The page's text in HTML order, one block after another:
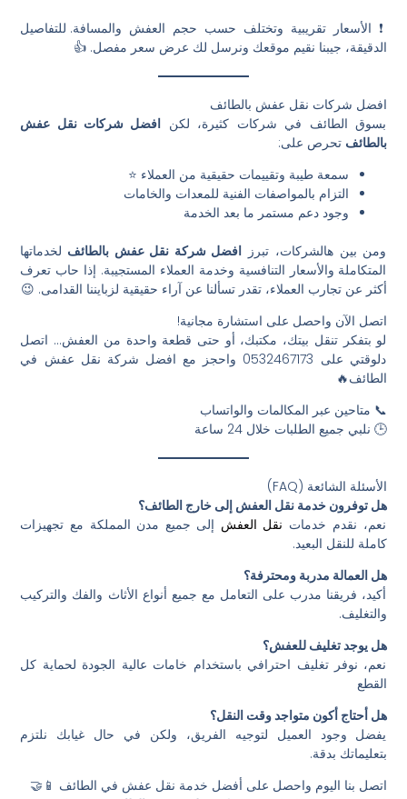
❗ الأسعار تقريبية وتختلف حسب حجم العفش والمسافة. للتفاصيل
الدقيقة، جيبنا نقيم موقعك ونرسل لك عرض سعر مفصل. 👍
افضل شركات نقل عفش بالطائف
بسوق الطائف في شركات كثيرة، لكنافضل شركات نقل عفش
بالطائفتحرص على:
سمعة طيبة وتقييمات حقيقية من العملاء ⭐
التزام بالمواصفات الفنية للمعدات والخامات
وجود دعم مستمر ما بعد الخدمة
ومن بين هالشركات، تبرز افضل شركة نقل عفش بالطائفلخدماتها
المتكاملة والأسعار التنافسية وخدمة العملاء المستجيبة. إذا حاب تعرف
أكثر عن تجارب العملاء، تقدر تسألنا عن آراء حقيقية لزبايننا القدامى. 😉
اتصل الآن واحصل على استشارة مجانية!
لو بتفكر تنقل بيتك، مكتبك، أو حتى قطعة واحدة من العفش… اتصل
دلوقتي على 0532467173 واحجز مع افضل شركة نقل عفش في
الطائف🔥
📞 متاحين عبر المكالمات والواتساب
🕒 نلبي جميع الطلبات خلال 24 ساعة
الأسئلة الشائعة (FAQ)
هل توفرون خدمة نقل العفش إلى خارج الطائف؟
نعم، نقدم خدماتنقل العفشإلى جميع مدن المملكة مع تجهيزات
كاملة للنقل البعيد.
هل العمالة مدربة ومحترفة؟
أكيد، فريقنا مدرب على التعامل مع جميع أنواع الأثاث والفك والتركيب
والتغليف.
هل يوجد تغليف للعفش؟
نعم، نوفر تغليف احترافي باستخدام خامات عالية الجودة لحماية كل
القطع
هل أحتاج أكون متواجد وقت النقل؟
يفضل وجود العميل لتوجيه الفريق، ولكن في حال غيابك نلتزم
بتعليماتك بدقة.
اتصل بنا اليوم واحصل على أفضل خدمة نقل عفش في الطائف 📱🤝